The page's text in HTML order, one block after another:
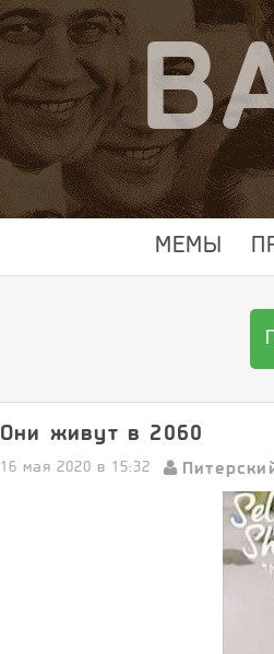
МЕМЫ
Они живут в 2060
16 мая 2020 в 15:32